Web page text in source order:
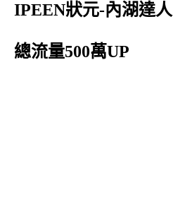
IPEEN狀元-內湖達人
總流量500萬UP